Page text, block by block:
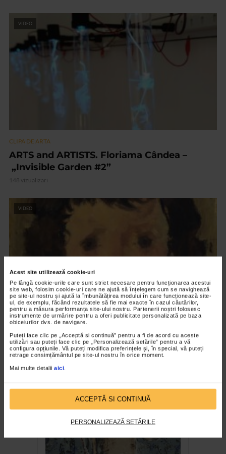
Acest site utilizează cookie-uri
Pe lângă cookie-urile care sunt strict necesare pentru funcționarea acestui
site web, folosim cookie-uri care ne ajută să înțelegem cum se navighează
pe site-ul nostru și ajută la îmbunătățirea modului în care funcționează site-
ul, de exemplu, făcând rezultatele să fie mai exacte în cazul căutărilor,
pentru a măsura performanța site-ului nostru. Partenerii noștri folosesc
instrumente de urmărire pentru a oferi publicitate personalizată pe baza
obiceiurilor dvs. de navigare.
Puteți face clic pe „Acceptă si continuă” pentru a fi de acord cu aceste
utilizări sau puteți face clic pe „Personalizează setările” pentru a vă
configura opțiunile. Vă puteți modifica preferințele și, în special, vă puteți
retrage consimțământul pe site-ul nostru în orice moment.
Mai multe detalii aici
ACCEPTĂ SI CONTINUĂ
PERSONALIZEAZĂ SETĂRILE
VIDEO
CLIPA DE ARTA
ARTS and ARTISTS. Floriama Cândea –
„Invisible Garden #2”
148 vizualizari
VIDEO
CLIPA DE ARTA
Nicolae Tonitza – Pictor al copiilor
172 vizualizari